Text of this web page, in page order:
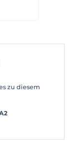
zu diesem